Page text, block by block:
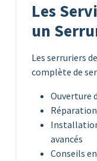
Les
un
Les serruriers
complète de
Ouverture
avancés
Conseils